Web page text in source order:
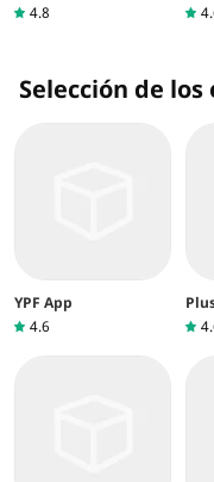
4.8
Selección de
YPF App
4.6